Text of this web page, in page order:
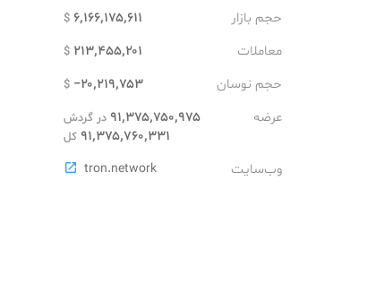
حجم بازار $
۶٬۱۶۶٬۱۷۵٬۶۱۱
معاملات
$
۲۱۳٬۴۵۵٬۲۰۱
حجم نوسان
$
‎−۲۰٬۲۱۹٬۷۵۳
عرضه
۹۱٬۳۷۵٬۷۵۰٬۹۷۵ در گردش
۹۱٬۳۷۵٬۷۶۰٬۳۳۱ کل
وب‌سایت  tron.network